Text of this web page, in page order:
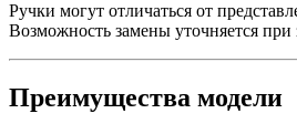
Ручки могут отличаться от
Возможность замены уточняется при
Преимущества модели